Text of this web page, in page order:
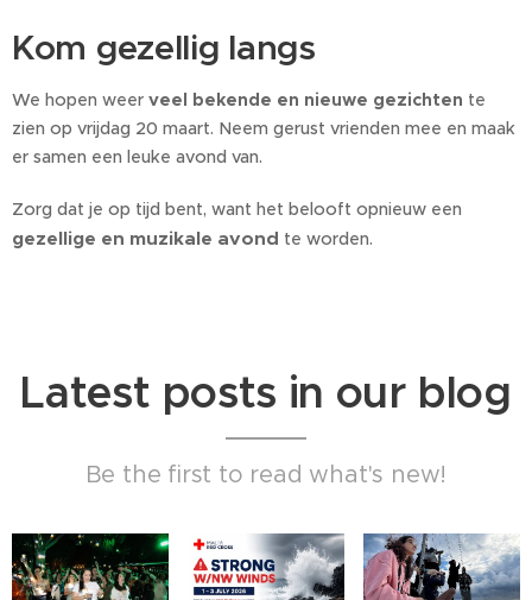
Kom gezellig langs
We hopen weer veel bekende en nieuwe gezichten te
zien op vrijdag 20 maart. Neem gerust vrienden mee en maak
er samen een leuke avond van.
Zorg dat je op tijd bent, want het belooft opnieuw een
gezellige en muzikale avond te worden.
Latest posts in our blog
Be the first to read what's new!